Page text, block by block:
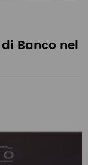
Banco nel